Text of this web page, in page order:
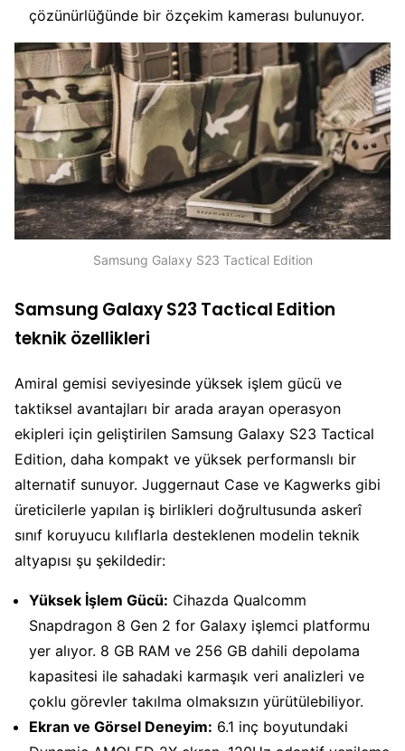
çözünürlüğünde bir özçekim kamerası bulunuyor.
Samsung Galaxy S23 Tactical Edition
Samsung Galaxy S23 Tactical Edition
teknik özellikleri
Amiral gemisi seviyesinde yüksek işlem gücü ve
taktiksel avantajları bir arada arayan operasyon
ekipleri için geliştirilen Samsung Galaxy S23 Tactical
Edition, daha kompakt ve yüksek performanslı bir
alternatif sunuyor. Juggernaut Case ve Kagwerks gibi
üreticilerle yapılan iş birlikleri doğrultusunda askerî
sınıf koruyucu kılıflarla desteklenen modelin teknik
altyapısı şu şekildedir:
Yüksek İşlem Gücü: Cihazda Qualcomm
Snapdragon 8 Gen 2 for Galaxy işlemci platformu
yer alıyor. 8 GB RAM ve 256 GB dahili depolama
kapasitesi ile sahadaki karmaşık veri analizleri ve
çoklu görevler takılma olmaksızın yürütülebiliyor.
Ekran ve Görsel Deneyim: 6.1 inç boyutundaki